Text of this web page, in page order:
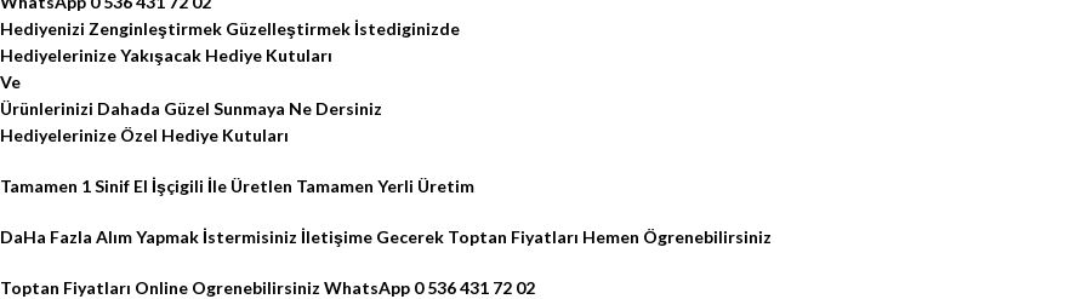
Hediyenizi Zenginleştirmek Güzelleştirmek İstediginizde
Hediyelerinize Yakışacak Hediye Kutuları
Ve
Ürünlerinizi Dahada Güzel Sunmaya Ne Dersiniz
Hediyelerinize Özel Hediye Kutuları
Tamamen 1 Sinif El İşçigili İle Üretlen Tamamen Yerli Üretim
DaHa Fazla Alım Yapmak İstermisiniz İletişime Gecerek Toptan Fiyatları Hemen Ögrenebilirsiniz
Toptan Fiyatları Online Ogrenebilirsiniz WhatsApp 0 536 431 72 02